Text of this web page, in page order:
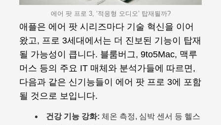
에어 팟 프로 3, ‘적응형 오디오’ 탑재될까?
애플은 에어 팟 시리즈마다 기술 혁신을 이어
왔고, 프로 3세대에서는 더 진보된 기능이 탑재
될 가능성이 큽니다. 블룸버그, 9to5Mac, 맥루
머스 등의 주요 IT 매체와 분석가들에 따르면,
다음과 같은 신기능들이 에어 팟 프로 3에 포함
될 것으로 보입니다.
건강 기능 강화: 체온 측정, 심박 센서 등 헬스